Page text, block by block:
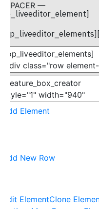
SPACER —
Add Element
Add New Row
Edit ElementClone